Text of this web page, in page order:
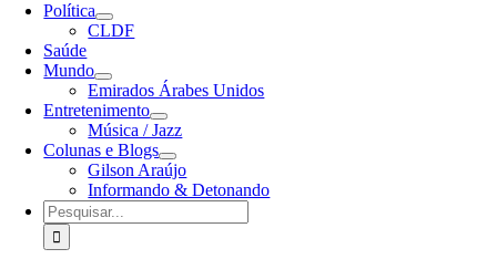
Política
CLDF
Saúde
Mundo
Emirados Árabes Unidos
Entretenimento
Música / Jazz
Colunas e Blogs
Gilson Araújo
Informando & Detonando
Buscar
resultados
para: